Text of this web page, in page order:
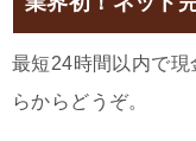
最短24時間以内で現
らからどうぞ。